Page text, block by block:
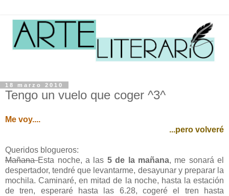
18 marzo 2010
Tengo un vuelo que coger ^3^
Me voy....
...pero volveré
Queridos blogueros:
MañanaEsta noche, a las 5 de la mañana, me sonará el
despertador, tendré que levantarme, desayunar y preparar la
mochila. Caminaré, en mitad de la noche, hasta la estación
de tren, esperaré hasta las 6.28, cogeré el tren hasta